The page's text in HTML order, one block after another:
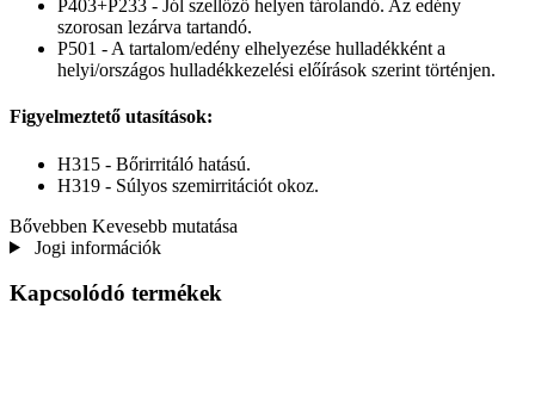
P403+P233 - Jól szellőző helyen tárolandó. Az edény
szorosan lezárva tartandó.
P501 - A tartalom/edény elhelyezése hulladékként a
helyi/országos hulladékkezelési előírások szerint történjen.
Figyelmeztető utasítások:
H315 - Bőrirritáló hatású.
H319 - Súlyos szemirritációt okoz.
Bővebben Kevesebb mutatása
Jogi információk
Kapcsolódó termékek